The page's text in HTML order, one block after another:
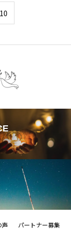
10
声 パートナー募集